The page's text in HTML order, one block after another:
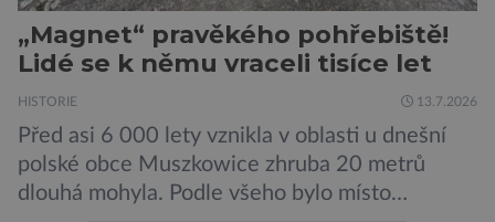
„Magnet“ pravěkého pohřebiště!
Lidé se k němu vraceli tisíce let
HISTORIE 13.7.2026
Před asi 6 000 lety vznikla v oblasti u dnešní
polské obce Muszkowice zhruba 20 metrů
dlouhá mohyla. Podle všeho bylo místo